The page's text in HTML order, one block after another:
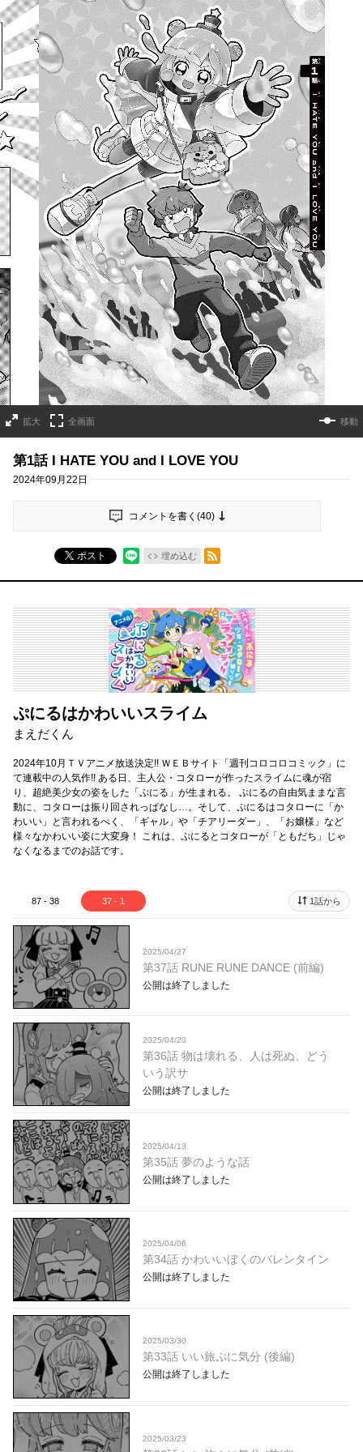
拡大 全画面 移動
第1話 I HATE YOU and I LOVE YOU
2024年09月22日
コメントを書く(40)
ポスト 埋め込む
RSSフィード
ぷにるはかわいいスライム
まえだくん
2024年10月ＴＶアニメ放送決定!! ＷＥＢサイト「週刊コロコロコミック」に
て連載中の人気作!! ある日、主人公・コタローが作ったスライムに魂が宿
り、超絶美少女の姿をした「ぷにる」が生まれる。 ぷにるの自由気ままな言
動に、コタローは振り回されっぱなし…。そして、ぷにるはコタローに「か
わいい」と言われるべく、「ギャル」や「チアリーダー」、「お嬢様」など
様々なかわいい姿に大変身！ これは、ぷにるとコタローが「ともだち」じゃ
なくなるまでのお話です。
87 - 38 37 - 1 1話から
2025/04/27
第37話 RUNE RUNE DANCE (前編)
公開は終了しました
2025/04/20
第36話 物は壊れる、人は死ぬ、どう
いう訳サ
公開は終了しました
2025/04/13
第35話 夢のような話
公開は終了しました
2025/04/06
第34話 かわいいぼくのバレンタイン
公開は終了しました
2025/03/30
第33話 いい旅ぷに気分 (後編)
公開は終了しました
2025/03/23